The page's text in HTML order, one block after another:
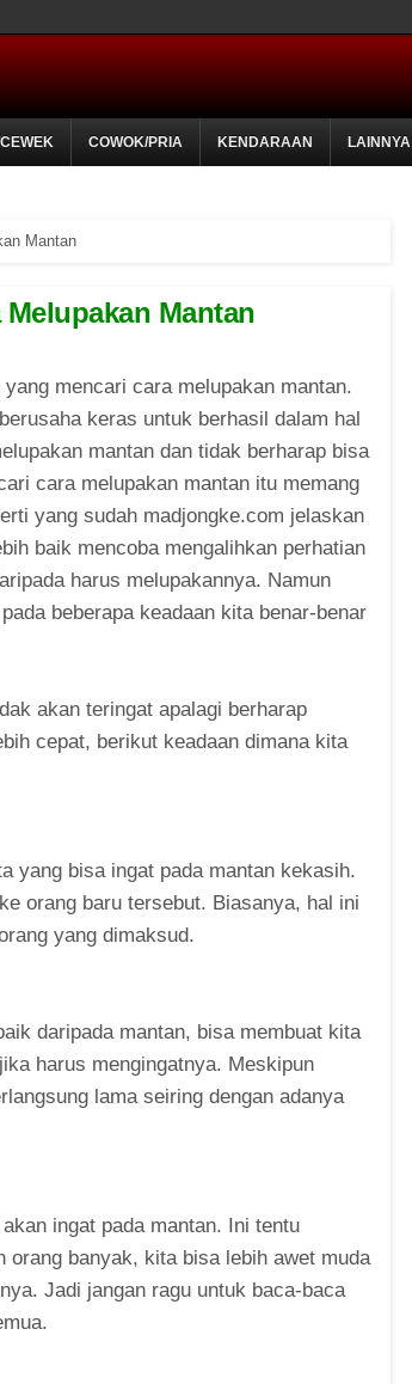
COWOK/PRIA KENDARAAN LAINNYA
Mantan
Mantan
yang mencari cara melupakan mantan.
keras untuk berhasil dalam hal
mantan dan tidak berharap bisa
cara melupakan mantan itu memang
yang sudah madjongke.com jelaskan
baik mencoba mengalihkan perhatian
harus melupakannya. Namun
beberapa keadaan kita benar-benar
akan teringat apalagi berharap
cepat, berikut keadaan dimana kita
yang bisa ingat pada mantan kekasih.
orang baru tersebut. Biasanya, hal ini
yang dimaksud.
daripada mantan, bisa membuat kita
harus mengingatnya. Meskipun
lama seiring dengan adanya
ingat pada mantan. Ini tentu
banyak, kita bisa lebih awet muda
Jadi jangan ragu untuk baca-baca